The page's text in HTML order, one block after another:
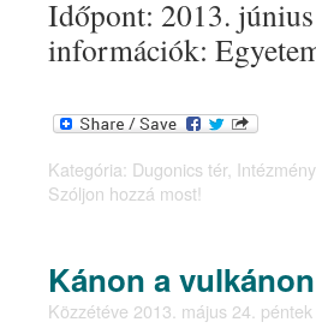
Időpont: 2013.
információk:
Kategória: Dugonics tér,
Szóljon hozzá most!
Kánon a
Közzétéve 2013. május 24. péntek